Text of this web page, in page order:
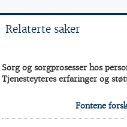
Relaterte saker
Sorg og sorgprosesser hos
Tjenesteyteres erfaringer og
Fontene